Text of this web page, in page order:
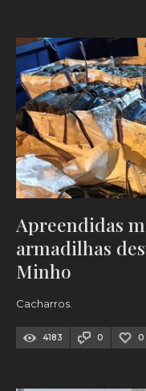
Apreendidas
armadilhas
Minho
Cacharros.
4183 0 0